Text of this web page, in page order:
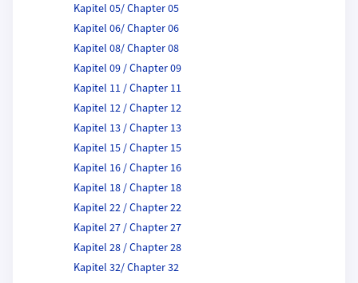
Kapitel 05/ Chapter 05
Kapitel 06/ Chapter 06
Kapitel 08/ Chapter 08
Kapitel 09 / Chapter 09
Kapitel 11 / Chapter 11
Kapitel 12 / Chapter 12
Kapitel 13 / Chapter 13
Kapitel 15 / Chapter 15
Kapitel 16 / Chapter 16
Kapitel 18 / Chapter 18
Kapitel 22 / Chapter 22
Kapitel 27 / Chapter 27
Kapitel 28 / Chapter 28
Kapitel 32/ Chapter 32